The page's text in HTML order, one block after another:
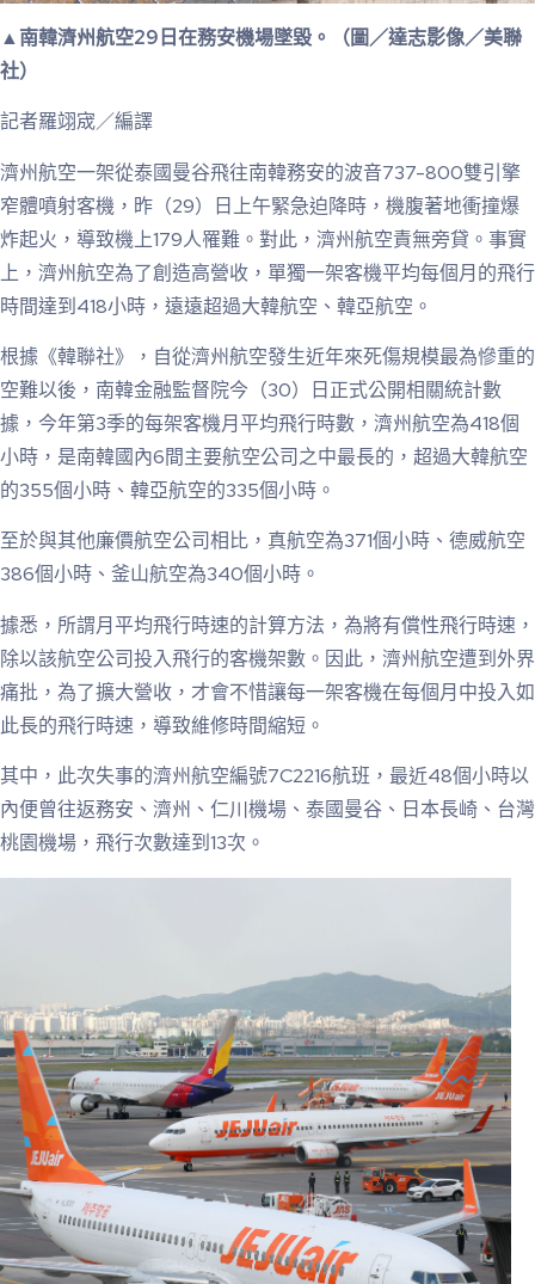
▲南韓濟州航空29日在務安機場墜毀。（圖／達志影像／美聯
社）
記者羅翊宬／編譯
濟州航空一架從泰國曼谷飛往南韓務安的波音737-800雙引擎
窄體噴射客機，昨（29）日上午緊急迫降時，機腹著地衝撞爆
炸起火，導致機上179人罹難。對此，濟州航空責無旁貸。事實
上，濟州航空為了創造高營收，單獨一架客機平均每個月的飛行
時間達到418小時，遠遠超過大韓航空、韓亞航空。
根據《韓聯社》，自從濟州航空發生近年來死傷規模最為慘重的
空難以後，南韓金融監督院今（30）日正式公開相關統計數
據，今年第3季的每架客機月平均飛行時數，濟州航空為418個
小時，是南韓國內6間主要航空公司之中最長的，超過大韓航空
的355個小時、韓亞航空的335個小時。
至於與其他廉價航空公司相比，真航空為371個小時、德威航空
386個小時、釜山航空為340個小時。
據悉，所謂月平均飛行時速的計算方法，為將有償性飛行時速，
除以該航空公司投入飛行的客機架數。因此，濟州航空遭到外界
痛批，為了擴大營收，才會不惜讓每一架客機在每個月中投入如
此長的飛行時速，導致維修時間縮短。
其中，此次失事的濟州航空編號7C2216航班，最近48個小時以
內便曾往返務安、濟州、仁川機場、泰國曼谷、日本長崎、台灣
桃園機場，飛行次數達到13次。